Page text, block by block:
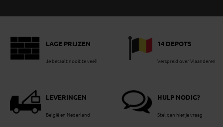
LAGE PRIJZEN
Je betaalt nooit te veel!
14 DEPOTS
Verspreid over Vlaanderen
LEVERINGEN
België en Nederland
HULP NODIG?
Stel dan hier je vraag